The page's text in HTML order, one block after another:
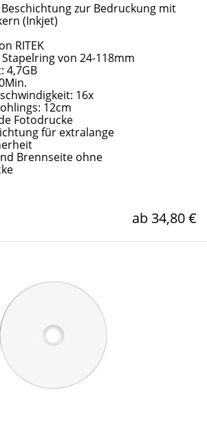
zur Bedruckung mit
(Inkjet)
RITEK
von 24-118mm
4,7GB
16x
12cm
Fotodrucke
für extralange
Brennseite ohne
ab 34,80 €